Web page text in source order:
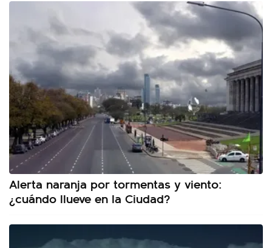
Alerta naranja por tormentas y viento:
¿cuándo llueve en la Ciudad?